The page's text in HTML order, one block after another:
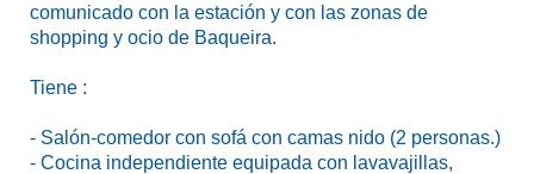
comunicado con la estación y con las zonas de
shopping y ocio de Baqueira.
Tiene :
- Salón-comedor con sofá con camas nido (2 personas.)
- Cocina independiente equipada con lavavajillas,